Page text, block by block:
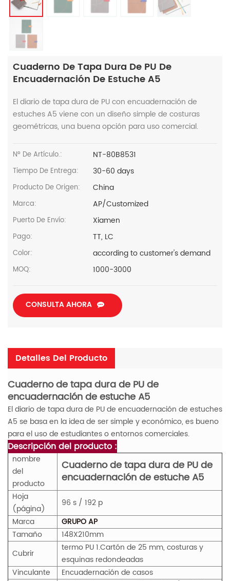
Cuaderno De Tapa Dura De PU De
Encuadernación De Estuche A5
El diario de tapa dura de PU con encuadernación de
estuches A5 viene con un diseño simple de costuras
geométricas, una buena opción para uso comercial.
Nº De Artículo.: NT-80B8531
Tiempo De Entrega: 30-60 days
Producto De Origen: China
Marca: AP/Customized
Puerto De Envío: Xiamen
Pago: TT, LC
Color: according to customer's demand
MOQ: 1000-3000
CONSULTA AHORA
Detalles Del Producto
Cuaderno de tapa dura de PU de
encuadernación de estuche A5
El diario de tapa dura de PU de encuadernación de estuches
A5 se basa en la idea de ser simple y económico, es bueno
para el uso de estudiantes o entornos comerciales.
Descripción del producto :
nombre
del
producto
Cuaderno de tapa dura de PU de
encuadernación de estuche A5
Hoja
(página)
96 s / 192 p
Marca
GRUPO AP
Tamaño
148X210mm
Cubrir
termo PU 1.Cartón de 25 mm, costuras y
esquinas redondeadas
Vinculante
Encuadernación de casos